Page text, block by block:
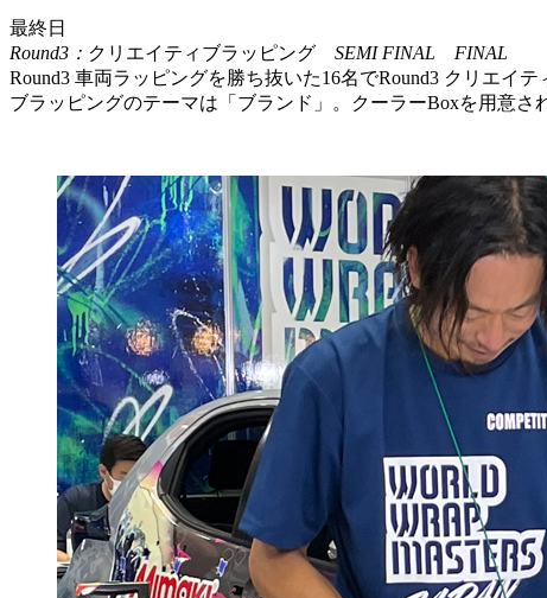
最終日
Round3： クリエイティブラッピング SEMI FINAL FINAL
Round3 車両ラッピングを勝ち抜いた16名でRound3 クリエイ
ブラッピングのテーマは「ブランド」。クーラーBoxを用意さ